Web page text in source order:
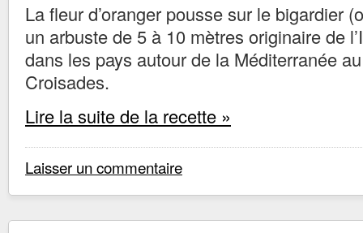
La fleur d’oranger pousse sur le bigardier
un arbuste de 5 à 10 mètres originaire de
dans les pays autour de la Méditerranée
Croisades.
Lire la suite de la recette »
Laisser un commentaire